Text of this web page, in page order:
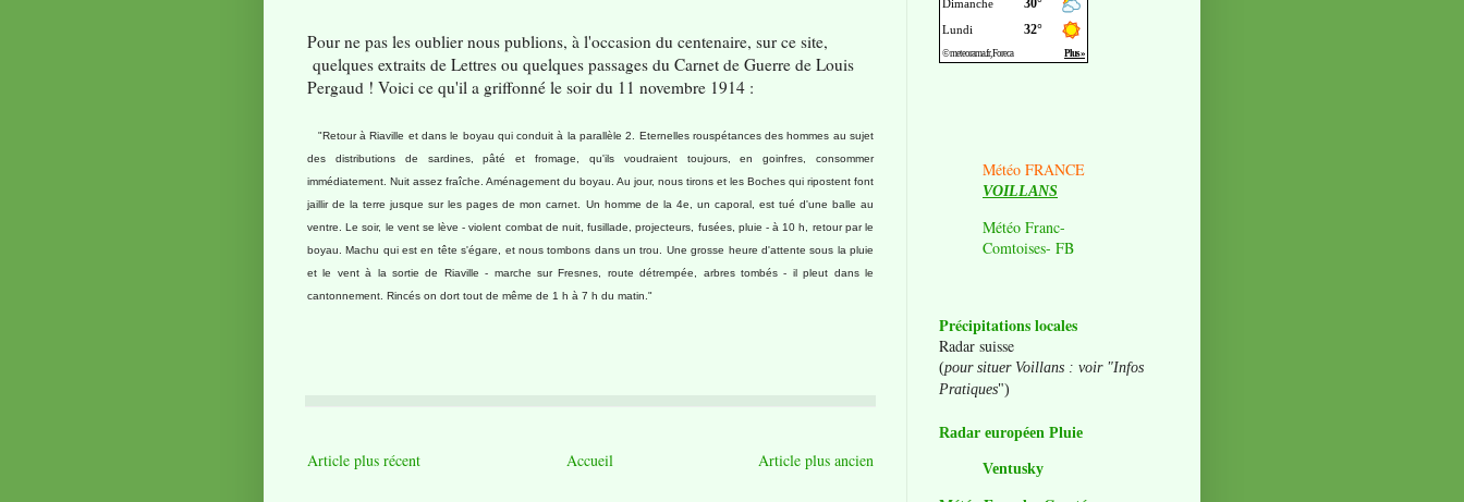
Pour ne pas les oublier nous publions, à l'occasion du centenaire, sur ce site,
quelques extraits de Lettres ou quelques passages du Carnet de Guerre de Louis
Pergaud ! Voici ce qu'il a griffonné le soir du 11 novembre 1914 :
"Retour à Riaville et dans le boyau qui conduit à la parallèle 2. Eternelles rouspétances des hommes au sujet
des distributions de sardines, pâté et fromage, qu'ils voudraient toujours, en goinfres, consommer
immédiatement. Nuit assez fraîche. Aménagement du boyau. Au jour, nous tirons et les Boches qui ripostent font
jaillir de la terre jusque sur les pages de mon carnet. Un homme de la 4e, un caporal, est tué d'une balle au
ventre. Le soir, le vent se lève - violent combat de nuit, fusillade, projecteurs, fusées, pluie - à 10 h, retour par le
boyau. Machu qui est en tête s'égare, et nous tombons dans un trou. Une grosse heure d'attente sous la pluie
et le vent à la sortie de Riaville - marche sur Fresnes, route détrempée, arbres tombés - il pleut dans le
cantonnement. Rincés on dort tout de même de 1 h à 7 h du matin."
Article plus récent Article plus ancien
Accueil
Météo FRANCE
VOILLANS
Météo Franc-
Comtoises- FB
Précipitations locales
Radar suisse
(pour situer Voillans : voir "Infos
Pratiques")
Radar européen Pluie
Ventusky